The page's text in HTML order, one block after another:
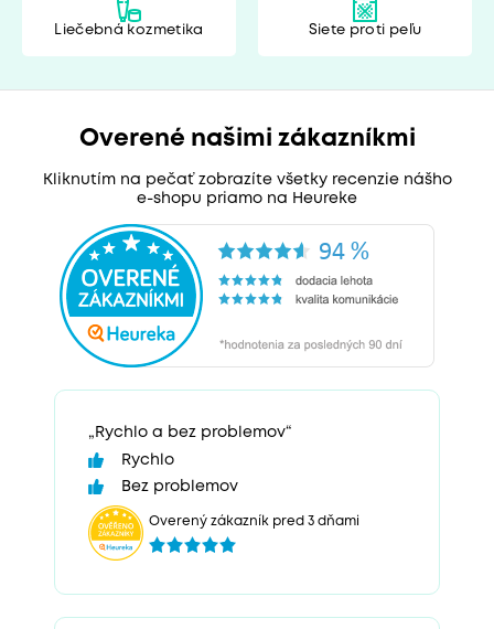
Liečebná kozmetika Siete proti peľu
Overené našimi zákazníkmi
Kliknutím na pečať zobrazíte všetky recenzie nášho
e-shopu priamo na Heureke
„Rychlo a bez problemov“
Rychlo
Bez problemov
Overený zákazník pred 3 dňami